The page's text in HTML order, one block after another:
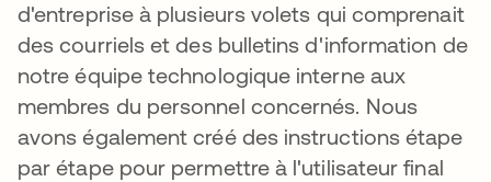
d'entreprise à plusieurs volets qui comprenait
des courriels et des bulletins d'information de
notre équipe technologique interne aux
membres du personnel concernés. Nous
avons également créé des instructions étape
par étape pour permettre à l'utilisateur final